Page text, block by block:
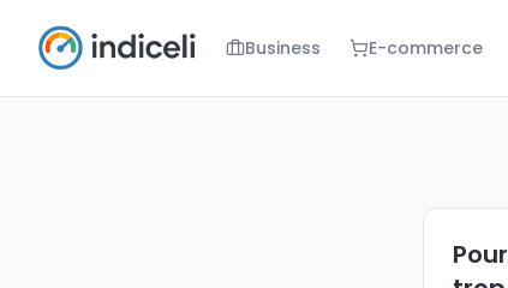
Business E-commerce
Quelle